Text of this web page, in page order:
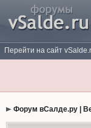
Перейти на сайт
Форум вСалде.ру |